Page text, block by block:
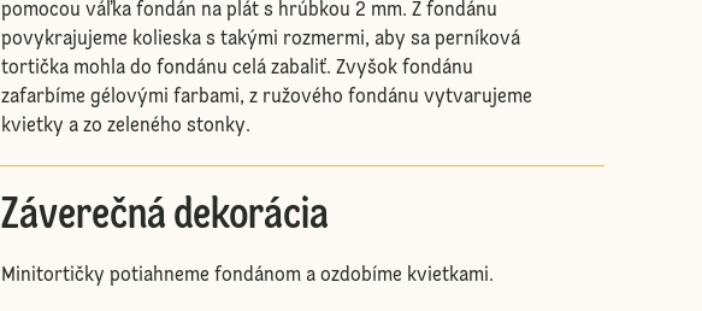
pomocou váľka fondán na plát s hrúbkou 2 mm. Z fondánu
povykrajujeme kolieska s takými rozmermi, aby sa perníková
tortička mohla do fondánu celá zabaliť. Zvyšok fondánu
zafarbíme gélovými farbami, z ružového fondánu vytvarujeme
kvietky a zo zeleného stonky.
Záverečná dekorácia
Minitortičky potiahneme fondánom a ozdobíme kvietkami.